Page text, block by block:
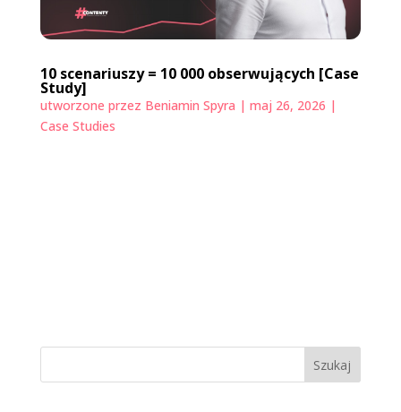
10 scenariuszy = 10 000 obserwujących [Case
Study]
utworzone przez Beniamin Spyra | maj 26, 2026 |
Case Studies